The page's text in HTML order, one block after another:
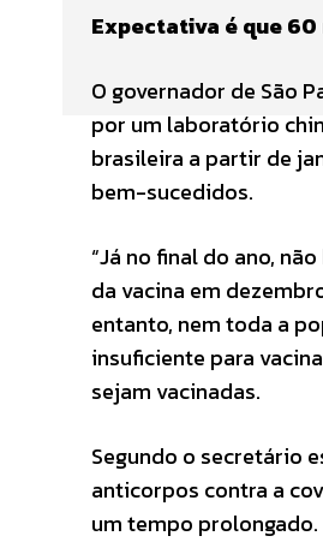
Expectativa é que
O governador de São
por um laboratório
brasileira a partir de
bem-sucedidos.
“Já no final do ano,
da vacina em
entanto, nem toda a
insuficiente para
sejam vacinadas.
Segundo o secretário
anticorpos contra a
um tempo prolongado.